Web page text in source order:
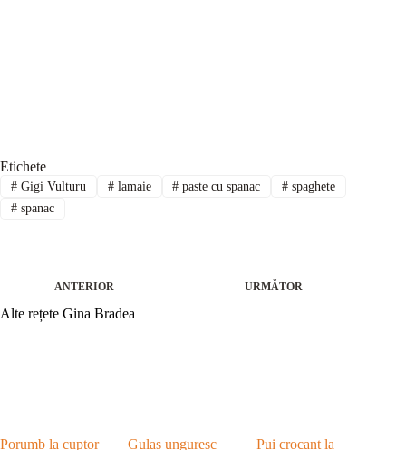
Etichete
#Gigi Vulturu #lamaie # paste cu spanac # spaghete
#spanac
ANTERIOR URMĂTOR
Alte rețete Gina Bradea
Porumb la cuptor
Gulaș unguresc
Pui crocant la